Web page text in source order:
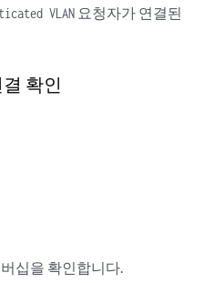
VLAN 요청자가 연결된
확인
십을 확인합니다.